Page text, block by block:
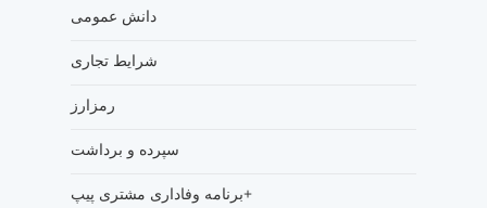
دانش عمومی
شرایط تجاری
رمزارز
سپرده و برداشت
برنامه وفاداری مشتری پیپ+